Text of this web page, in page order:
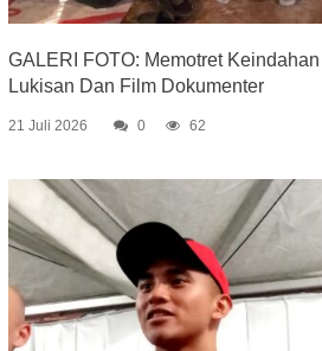
GALERI FOTO: Memotret
Lukisan Dan Film Dokumenter
21 Juli 2026 0 62